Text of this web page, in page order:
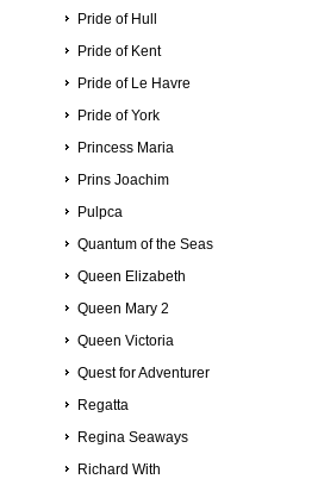
Pride of Hull
Pride of Kent
Pride of Le Havre
Pride of York
Princess Maria
Prins Joachim
Pulpca
Quantum of the Seas
Queen Elizabeth
Queen Mary 2
Queen Victoria
Quest for Adventurer
Regatta
Regina Seaways
Richard With